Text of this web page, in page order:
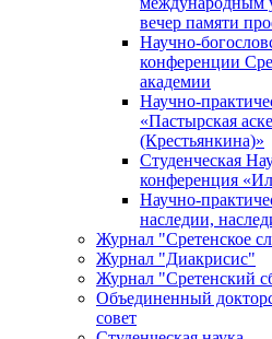
вечер памяти
Научно-
конференции
академии
Научно-
«Пастырская
(Крестьянкина)»
Студенческая
конференция
Научно-
наследии,
Журнал "Сретенское
Журнал "Диакрисис"
Журнал "Сретенский
Объединенный
совет